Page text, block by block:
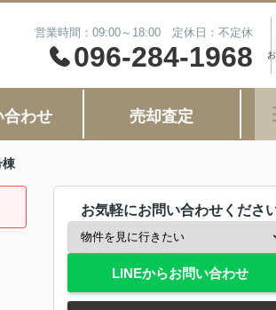
営業時間：09:00～18:00 定休日：不定休
096-284-1968
合わせ 売却査定
棟
お気軽にお問い合わせくださ
LINEからお問い合わせ